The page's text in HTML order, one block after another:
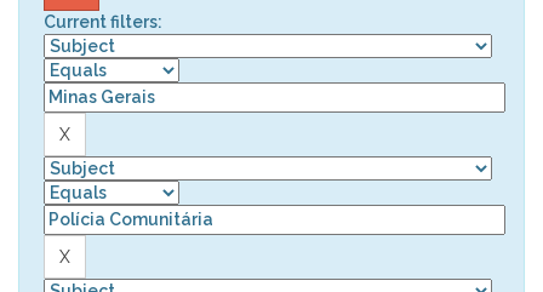
Current filters: